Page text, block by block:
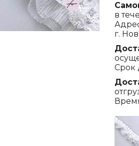
в
г.
Срок